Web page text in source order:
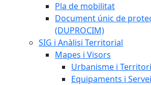
Pla de mobilitat
Document únic de
(DUPROCIM)
SIG i Anàlisi Territorial
Mapes i Visors
Urbanisme i Territori
Equipaments i